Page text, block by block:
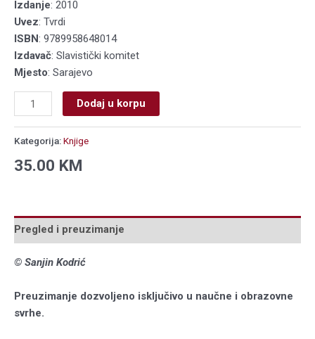
Izdanje: 2010
Uvez: Tvrdi
ISBN: 9789958648014
Izdavač: Slavistički komitet
Mjesto: Sarajevo
Dodaj u korpu
Kategorija:Knjige
35.00 KM
Pregled i preuzimanje
© Sanjin Kodrić
Preuzimanje dozvoljeno isključivo u naučne i obrazovne
svrhe.